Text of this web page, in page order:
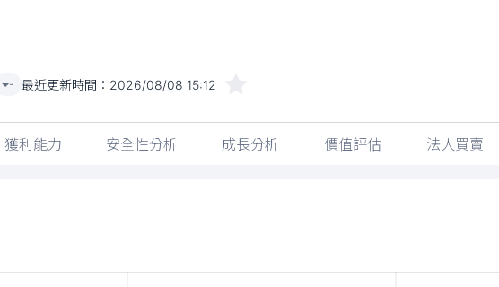
- 最近更新時間： 2026/08/08 15:12
獲利能力 安全性分析 成長分析 價值評估 法人買賣